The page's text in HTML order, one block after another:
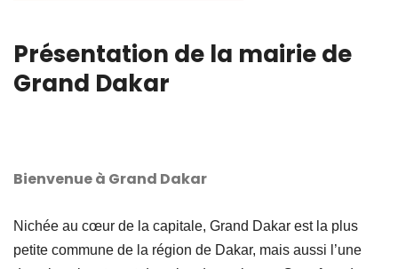
Présentation de la mairie de
Grand Dakar
Bienvenue à Grand Dakar
Nichée au cœur de la capitale, Grand Dakar est la plus
petite commune de la région de Dakar, mais aussi l’une